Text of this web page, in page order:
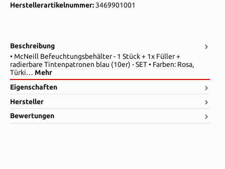
Herstellerartikelnummer: 3469901001
Beschreibung
• McNeill Befeuchtungsbehälter - 1 Stück + 1x Füller +
radierbare Tintenpatronen blau (10er) - SET • Farben: Rosa,
Türki… Mehr
Eigenschaften
Hersteller
Bewertungen